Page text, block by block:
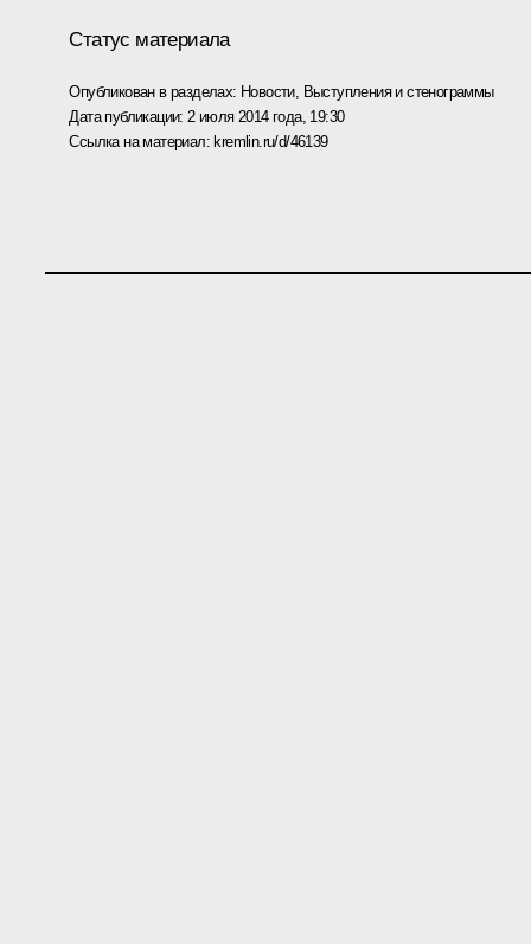
Статус материала
Опубликован в разделах: Новости, Выступления и стенограммы
Дата публикации: 2 июля 2014 года, 19:30
Ссылка на материал: kremlin.ru/d/46139